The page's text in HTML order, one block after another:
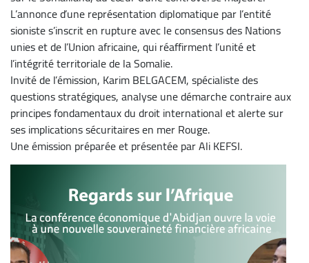
L’annonce d’une représentation diplomatique par l’entité
sioniste s’inscrit en rupture avec le consensus des Nations
unies et de l’Union africaine, qui réaffirment l’unité et
l’intégrité territoriale de la Somalie.
Invité de l’émission, Karim BELGACEM, spécialiste des
questions stratégiques, analyse une démarche contraire aux
principes fondamentaux du droit international et alerte sur
ses implications sécuritaires en mer Rouge.
Une émission préparée et présentée par Ali KEFSI.